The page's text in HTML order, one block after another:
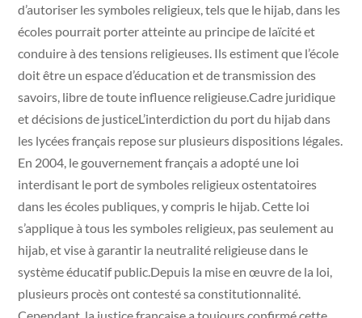
d’autoriser les symboles religieux, tels que le hijab, dans les
écoles pourrait porter atteinte au principe de laïcité et
conduire à des tensions religieuses. Ils estiment que l’école
doit être un espace d’éducation et de transmission des
savoirs, libre de toute influence religieuse.Cadre juridique
et décisions de justiceL’interdiction du port du hijab dans
les lycées français repose sur plusieurs dispositions légales.
En 2004, le gouvernement français a adopté une loi
interdisant le port de symboles religieux ostentatoires
dans les écoles publiques, y compris le hijab. Cette loi
s’applique à tous les symboles religieux, pas seulement au
hijab, et vise à garantir la neutralité religieuse dans le
système éducatif public.Depuis la mise en œuvre de la loi,
plusieurs procès ont contesté sa constitutionnalité.